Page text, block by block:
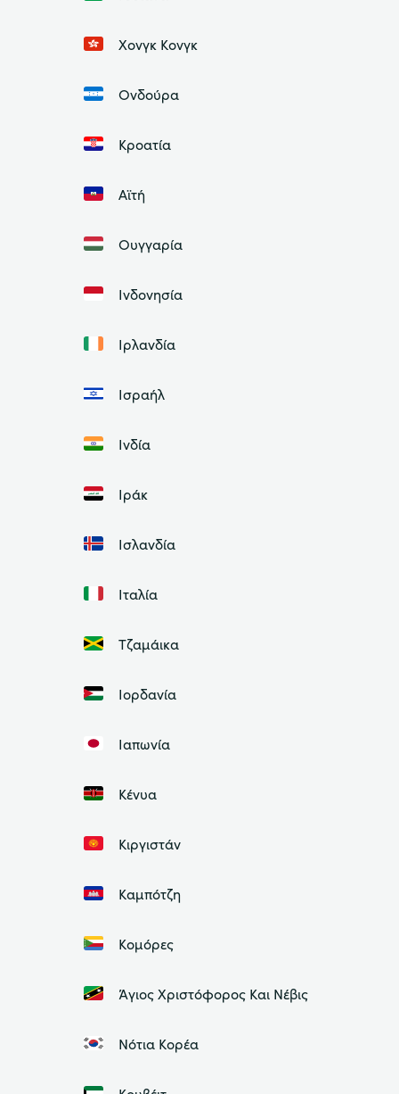
Χονγκ Κονγκ
Ονδούρα
Κροατία
Αϊτή
Ουγγαρία
Ινδονησία
Ιρλανδία
Ισραήλ
Ινδία
Ιράκ
Ισλανδία
Ιταλία
Τζαμάικα
Ιορδανία
Ιαπωνία
Κένυα
Κιργιστάν
Καμπότζη
Κομόρες
Άγιος Χριστόφορος Και Νέβις
Νότια Κορέα